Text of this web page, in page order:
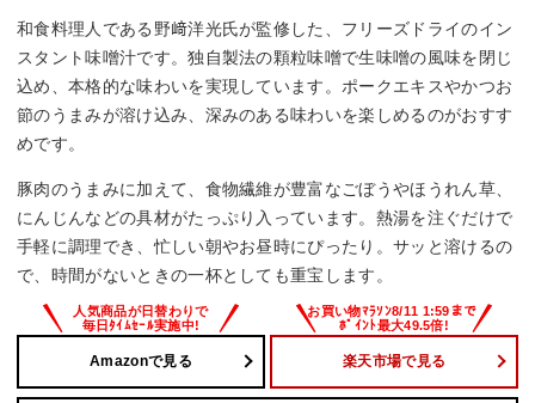
和食料理人である野﨑洋光氏が監修した、フリーズドライのイン
スタント味噌汁です。独自製法の顆粒味噌で生味噌の風味を閉じ
込め、本格的な味わいを実現しています。ポークエキスやかつお
節のうまみが溶け込み、深みのある味わいを楽しめるのがおすす
めです。
豚肉のうまみに加えて、食物繊維が豊富なごぼうやほうれん草、
にんじんなどの具材がたっぷり入っています。熱湯を注ぐだけで
手軽に調理でき、忙しい朝やお昼時にぴったり。サッと溶けるの
で、時間がないときの一杯としても重宝します。
Amazonで見る 楽天市場で見る